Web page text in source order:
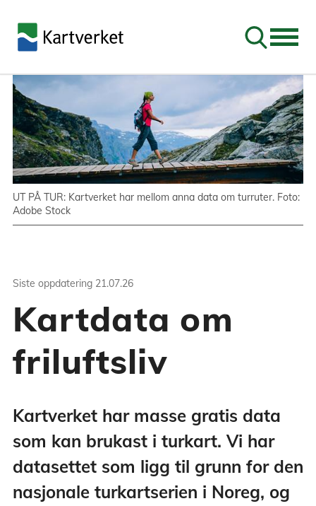
Søk
UT PÅ TUR: Kartverket har mellom anna data om turruter. Foto:
Adobe Stock
Siste oppdatering 21.07.26
Kartdata om
friluftsliv
Kartverket har masse gratis data
som kan brukast i turkart. Vi har
datasettet som ligg til grunn for den
nasjonale turkartserien i Noreg, og